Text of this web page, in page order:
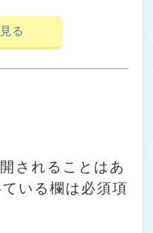
る
されることはあ
いる欄は必須項